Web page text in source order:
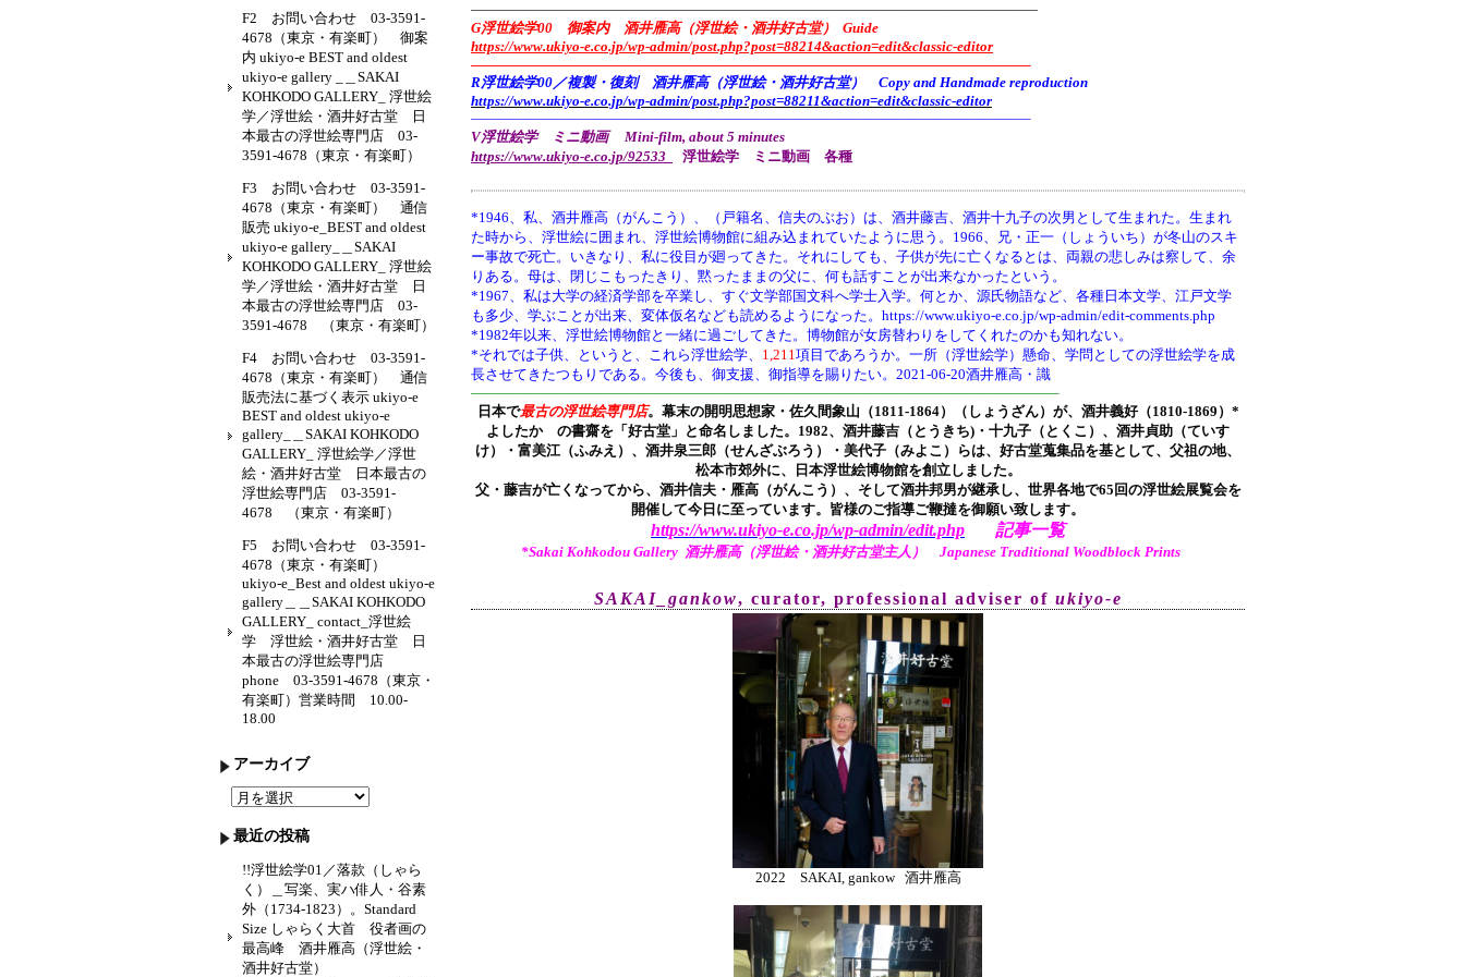
————————————————————————————————————————
G浮世絵学00 御案内 酒井雁高（浮世絵・酒井好古堂） Guide
https://www.ukiyo-e.co.jp/wp-admin/post.php?post=88214&action=edit&classic-editor
———————————————————————————————————————–
R浮世絵学00／複製・復刻 酒井雁高（浮世絵・酒井好古堂） Copy and Handmade reproduction
https://www.ukiyo-e.co.jp/wp-admin/post.php?post=88211&action=edit&classic-editor
———————————————————————————————————————–
V浮世絵学 ミニ動画 Mini-film, about 5 minutes
https://www.ukiyo-e.co.jp/92533
浮世絵学 ミニ動画 各種
*1946、 私、酒井雁高（がんこう）、（戸籍名、信夫のぶお）は、酒井藤吉、酒井十九子の次男として生まれた。生まれ
た時から、浮世絵に囲まれ、浮世絵博物館に組み込まれていたように思う。1966、兄・正一（しょういち）が冬山のスキ
ー事故で死亡。いきなり、私に役目が廻ってきた。それにしても、子供が先に亡くなるとは、両親の悲しみは察して、余
りある。母は、閉じこもったきり、黙ったままの父に、何も話すことが出来なかったという。
*1967、私は大学の経済学部を卒業し、すぐ文学部国文科へ学士入学。何とか、源氏物語など、各種日本文学、江戸文学
も多少、学ぶことが出来、変体仮名なども読めるようになった。https://www.ukiyo-e.co.jp/wp-admin/edit-comments.php
*1982年以来、浮世絵博物館と一緒に過ごしてきた。博物館が女房替わりをしてくれたのかも知れない。
*それでは子供、というと、これら浮世絵学、 1,211項目であろうか。一所（浮世絵学）懸命、学問としての浮世絵学を成
長させてきたつもりである。今後も、御支援、御指導を賜りたい。2021-06-20酒井雁高・識
—————————————————————————————————————————–
日本で最古の浮世絵専門店。幕末の開明思想家・ 佐久間象山（1811-1864）（しょうざん）が、酒井義好（1810-1869）*
よしたか の書齋を「好古堂」と命名しました。 1982、酒井藤吉（とうきち)・十九子（とくこ）、酒井貞助（ていす
け）・富美江（ふみえ）、酒井泉三郎（せんざぶろう）・美代子（みよこ）らは、好古堂蒐集品を基として、父祖の地、
松本市郊外に、日本浮世絵博物館を創立しました。
父・藤吉が亡くなってから、酒井信夫・雁高（がんこう）、そして酒井邦男が継承し、世界各地で65回の浮世絵展覧会を
開催して今日に至っています。皆様のご指導ご鞭撻を御願い致します。
https://www.ukiyo-e.co.jp/wp-admin/edit.php 記事一覧
*Sakai Kohkodou Gallery 酒井雁高（浮世絵・酒井好古堂主人） Japanese Traditional Woodblock Prints
SAKAI_gankow, curator, professional adviser of ukiyo-e
2022 SAKAI, gankow 酒井雁高
F2 お問い合わせ 03-3591-
4678（東京・有楽町） 御案
内 ukiyo-e BEST and oldest
ukiyo-e gallery _＿SAKAI
KOHKODO GALLERY_ 浮世絵
学／浮世絵・酒井好古堂 日
本最古の浮世絵専門店 03-
3591-4678（東京・有楽町）
F3 お問い合わせ 03-3591-
4678（東京・有楽町） 通信
販売 ukiyo-e_BEST and oldest
ukiyo-e gallery_＿SAKAI
KOHKODO GALLERY_ 浮世絵
学／浮世絵・酒井好古堂 日
本最古の浮世絵専門店 03-
3591-4678 （東京・有楽町）
F4 お問い合わせ 03-3591-
4678（東京・有楽町） 通信
販売法に基づく表示 ukiyo-e
BEST and oldest ukiyo-e
gallery_＿SAKAI KOHKODO
GALLERY_ 浮世絵学／浮世
絵・酒井好古堂 日本最古の
浮世絵専門店 03-3591-
4678 （東京・有楽町）
F5 お問い合わせ 03-3591-
4678（東京・有楽町）
ukiyo-e_Best and oldest ukiyo-e
gallery＿＿SAKAI KOHKODO
GALLERY_ contact_浮世絵
学 浮世絵・酒井好古堂 日
本最古の浮世絵専門店
phone 03-3591-4678（東京・
有楽町）営業時間 10.00-
18.00
アーカイブ
ア
ー
カ
イ
最近の投稿
!!浮世絵学01／落款（しゃら
く）＿写楽、実ハ俳人・谷素
外（1734-1823）。Standard
Size しゃらく大首 役者画の
最高峰 酒井雁高（浮世絵・
酒井好古堂）